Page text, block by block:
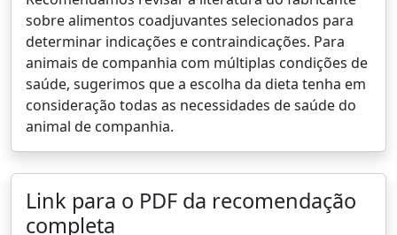
sobre alimentos coadjuvantes selecionados para
determinar indicações e contraindicações. Para
animais de companhia com múltiplas condições de
saúde, sugerimos que a escolha da dieta tenha em
consideração todas as necessidades de saúde do
animal de companhia.
Link para o PDF da recomendação
completa